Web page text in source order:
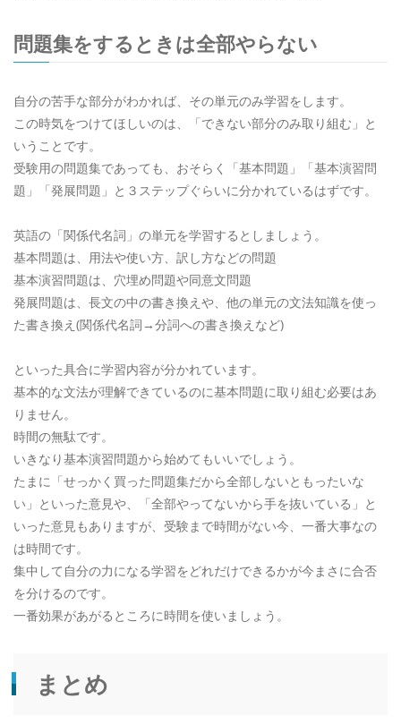
問題集をするときは全部やらない
自分の苦手な部分がわかれば、その単元のみ学習をします。
この時気をつけてほしいのは、「できない部分のみ取り組む」と
いうことです。
受験用の問題集であっても、おそらく「基本問題」「基本演習問
題」「発展問題」と３ステップぐらいに分かれているはずです。
英語の「関係代名詞」の単元を学習するとしましょう。
基本問題は、用法や使い方、訳し方などの問題
基本演習問題は、穴埋め問題や同意文問題
発展問題は、長文の中の書き換えや、他の単元の文法知識を使っ
た書き換え(関係代名詞→分詞への書き換えなど)
といった具合に学習内容が分かれています。
基本的な文法が理解できているのに基本問題に取り組む必要はあ
りません。
時間の無駄です。
いきなり基本演習問題から始めてもいいでしょう。
たまに「せっかく買った問題集だから全部しないともったいな
い」といった意見や、「全部やってないから手を抜いている」と
いった意見もありますが、受験まで時間がない今、一番大事なの
は時間です。
集中して自分の力になる学習をどれだけできるかが今まさに合否
を分けるのです。
一番効果があがるところに時間を使いましょう。
まとめ